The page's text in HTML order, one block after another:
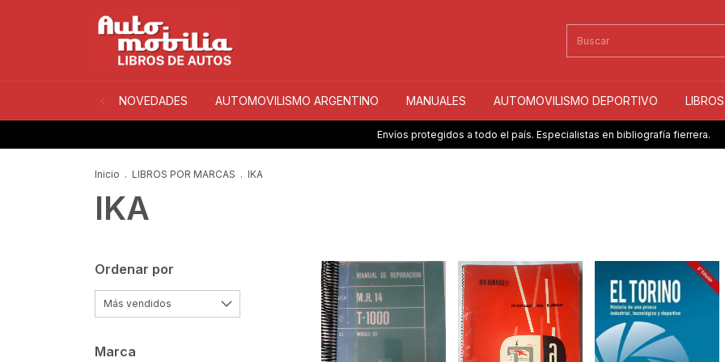
NOVEDADES AUTOMOVILISMO ARGENTINO MANUALES AUTOMOVILISMO DEPORTIVO
Envíos protegidos a todo el país. Especialistas en bibliografía fierrera.
Inicio . LIBROS POR MARCAS . IKA
IKA
Ordenar por
Marca